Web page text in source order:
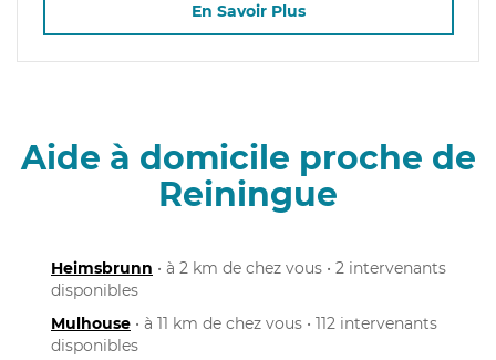
En Savoir Plus
Aide à domicile proche de
Reiningue
Heimsbrunn • à 2 km de chez vous • 2 intervenants
disponibles
Mulhouse • à 11 km de chez vous • 112 intervenants
disponibles